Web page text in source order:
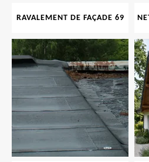
RAVALEMENT DE FAÇADE 69